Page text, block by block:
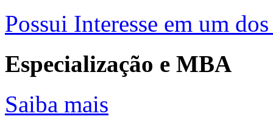
Possui Interesse em um
Especialização e MBA
Saiba mais